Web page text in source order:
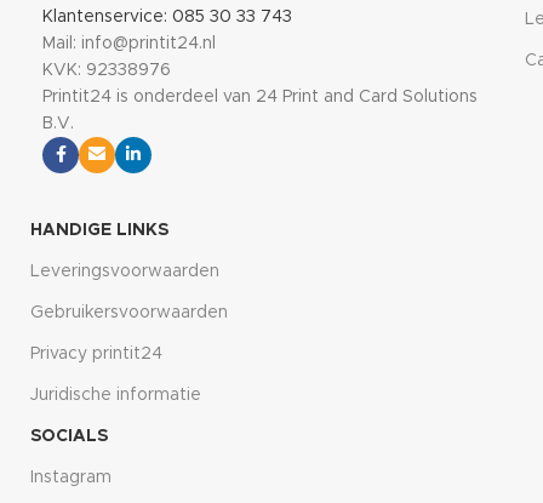
Klantenservice: 085 30 33 743
Mail: info@printit24.nl
KVK: 92338976
Printit24 is onderdeel van 24 Print and Card Solutions
B.V.
HANDIGE LINKS
Leveringsvoorwaarden
Gebruikersvoorwaarden
Privacy printit24
Juridische informatie
SOCIALS
Instagram